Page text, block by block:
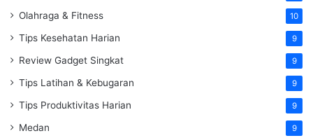
Olahraga & Fitness 10
Tips Kesehatan Harian 9
Review Gadget Singkat 9
Tips Latihan & Kebugaran 9
Tips Produktivitas Harian 9
Medan 9